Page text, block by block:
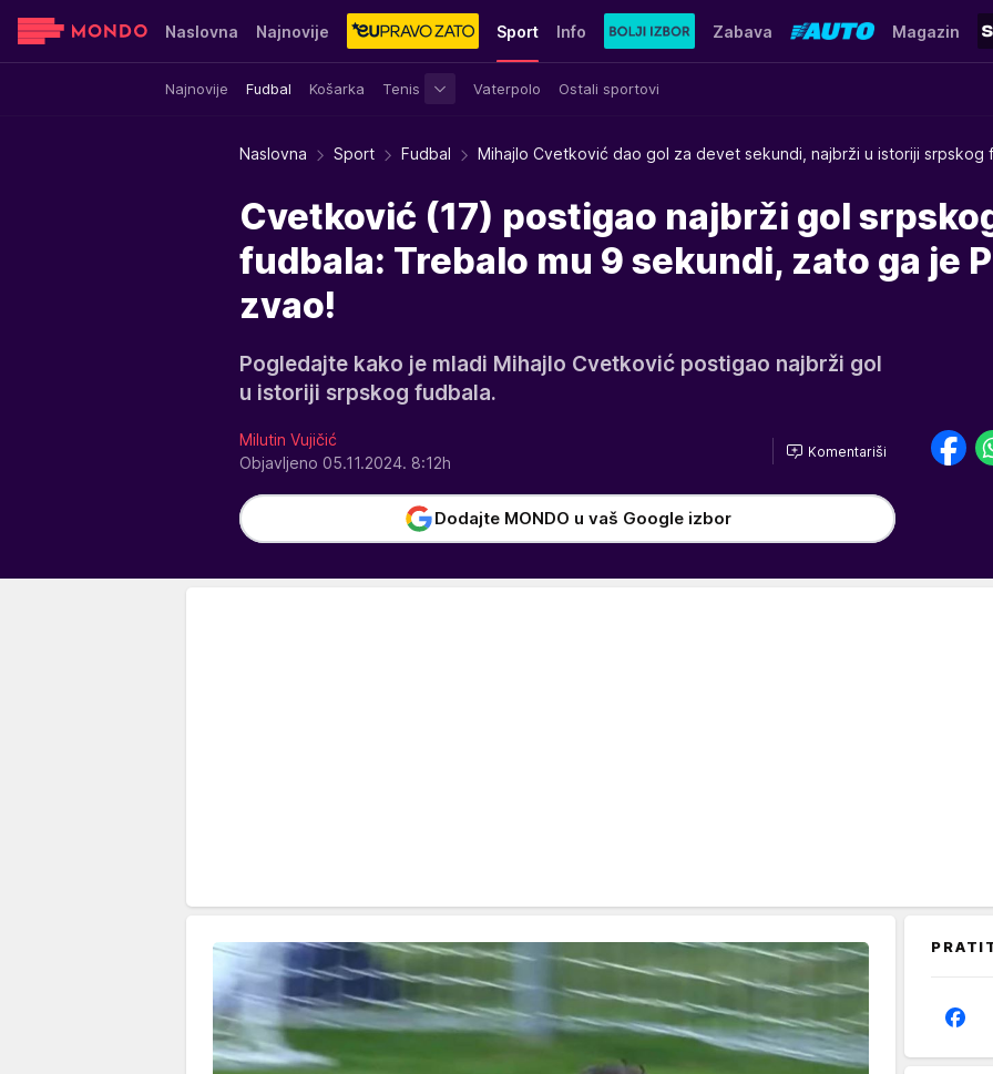
Naslovna Najnovije Sport
Najnovije Fudbal Košarka Tenis Vaterpolo Ostali sportovi
Info Zabava Magazin
Sensa Stvar ukusa Yumama
Naslovna Sport Fudbal Mihajlo Cvetković dao gol za devet sekundi, najbrži u istoriji srpskog
Cvetković (17) postigao najbrži gol
fudbala: Trebalo mu 9 sekundi, zato ga je
zvao!
Pogledajte kako je mladi Mihajlo Cvetković postigao najbrži gol
u istoriji srpskog fudbala.
Milutin Vujičić
Objavljeno 05.11.2024. 8:12h
Komentariši
Dodajte MONDO u vaš Google izbor